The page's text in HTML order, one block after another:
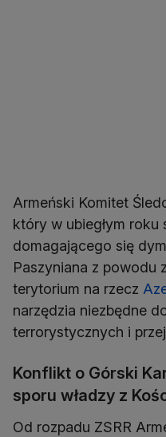
Armeński Komitet
który w ubiegłym roku
domagającego się
Paszyniana z powodu
terytorium na rzecz
narzędzia niezbędne
terrorystycznych i
Konflikt o Górski
sporu władzy z
Od rozpadu ZSRR